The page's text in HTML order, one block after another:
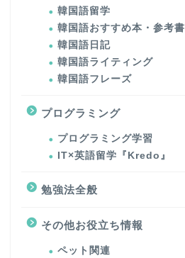
韓国語留学
韓国語おすすめ本・参考書
韓国語日記
韓国語ライティング
韓国語フレーズ
プログラミング
プログラミング学習
IT×英語留学『Kredo』
勉強法全般
その他お役立ち情報
ペット関連